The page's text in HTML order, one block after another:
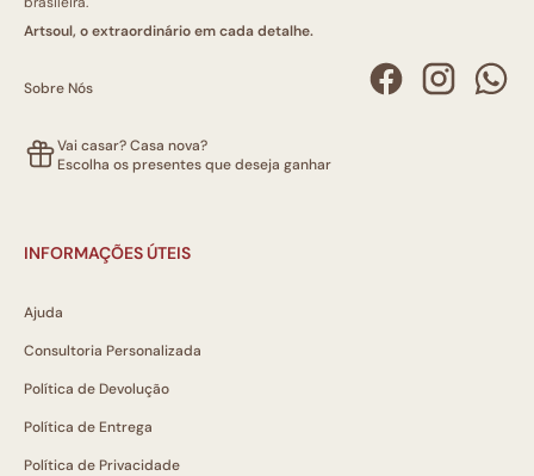
Artsoul, o extraordinário em cada detalhe.
Sobre Nós
Vai casar? Casa nova?
Escolha os presentes que deseja ganhar
INFORMAÇÕES ÚTEIS
Ajuda
Consultoria Personalizada
Política de Devolução
Política de Entrega
Política de Privacidade